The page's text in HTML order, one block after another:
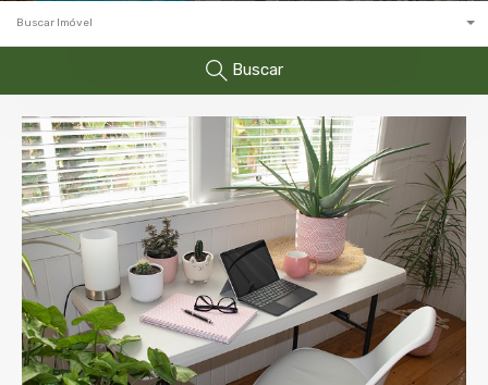
Buscar Imóvel
Buscar